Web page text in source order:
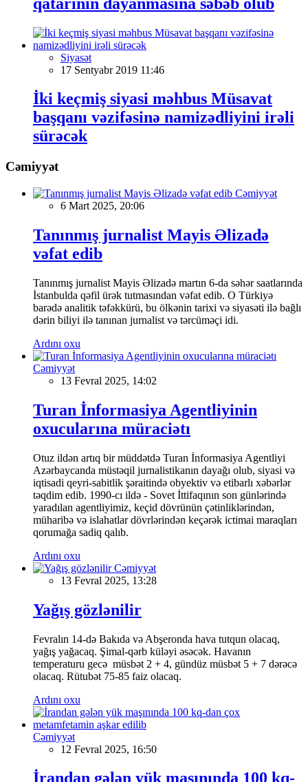
Siyasət
17 Sentyabr 2019 11:46
İki keçmiş siyasi məhbus Müsavat
başqanı vəzifəsinə namizədliyini irəli
sürəcək
Cəmiyyət
Cəmiyyət
6 Mart 2025, 20:06
Tanınmış jurnalist Mayis Əlizadə
vəfat edib
Tanınmış jurnalist Mayis Əlizadə martın 6-da səhər saatlarında
İstanbulda qəfil ürək tutmasından vəfat edib. O Türkiyə
barədə analitik təfəkkürü, bu ölkənin tarixi və siyasəti ilə bağlı
dərin biliyi ilə tanınan jurnalist və tərcüməçi idi.
Ardını oxu
Cəmiyyət
13 Fevral 2025, 14:02
Turan İnformasiya Agentliyinin
oxucularına müraciətı
Otuz ildən artıq bir müddətdə Turan İnformasiya Agentliyi
Azərbaycanda müstəqil jurnalistikanın dayağı olub, siyasi və
iqtisadi qeyri-sabitlik şəraitində obyektiv və etibarlı xəbərlər
təqdim edib. 1990-cı ildə - Sovet İttifaqının son günlərində
yaradılan agentliyimiz, keçid dövrünün çətinliklərindən,
müharibə və islahatlar dövrlərindən keçərək ictimai maraqları
qorumağa sadiq qalıb.
Ardını oxu
Cəmiyyət
13 Fevral 2025, 13:28
Yağış gözlənilir
Fevralın 14-də Bakıda və Abşeronda hava tutqun olacaq,
yağış yağacaq. Şimal-qərb küləyi əsəcək. Havanın
temperaturu gecə müsbət 2 + 4, gündüz müsbət 5 + 7 dərəcə
olacaq. Rütubət 75-85 faiz olacaq.
Ardını oxu
Cəmiyyət
12 Fevral 2025, 16:50
İrandan gələn yük maşınında 100 kq-